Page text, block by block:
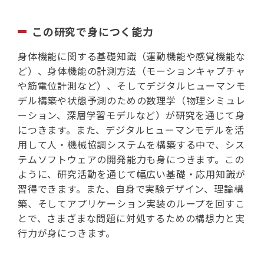
この研究で身につく能力
身体機能に関する基礎知識（運動機能や感覚機能な
ど）、身体機能の計測方法（モーションキャプチャ
や筋電位計測など）、そしてデジタルヒューマンモ
デル構築や状態予測のための数理学（物理シミュレ
ーション、深層学習モデルなど）が研究を通じて身
につきます。また、デジタルヒューマンモデルを活
用して人・機械協調システムを構築する中で、シス
テムソフトウェアの開発能力も身につきます。この
ように、研究活動を通じて幅広い基礎・応用知識が
習得できます。また、自身で実験デザイン、理論構
築、そしてアプリケーション実装のループを回すこ
とで、さまざまな問題に対処するための構想力と実
行力が身につきます。